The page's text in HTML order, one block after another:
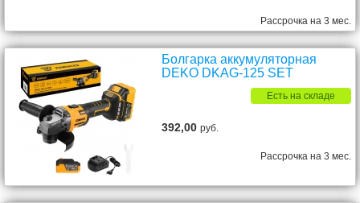
Рассрочка на 3 мес.
Болгарка аккумуляторная
DEKO DKAG-125 SET
Есть на складе
392,00руб.
Рассрочка на 3 мес.